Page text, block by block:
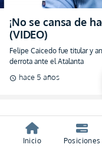
¡No se cansa de
(VIDEO)
Felipe Caicedo fue titular y
derrota ante el Atalanta
schedule hace 5 años
Inicio Posiciones